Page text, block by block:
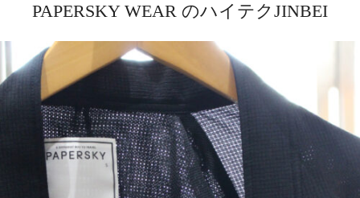
PAPERSKY WEAR のハイテクJINBEI